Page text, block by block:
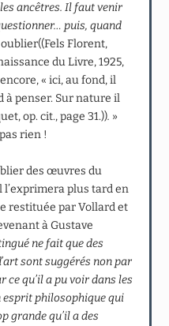
ancêtres. Il faut venir
puis, quand
oublier((Fels Florent,
du Livre, 1925,
encore, « ici, au fond, il
à penser. Sur nature il
op. cit., page 31.)). »
rien !
des œuvres du
l’exprimera plus tard en
restituée par Vollard et
à Gustave
ne fait que des
sont suggérés non par
ce qu’il a pu voir dans les
esprit philosophique qui
grande qu’il a des